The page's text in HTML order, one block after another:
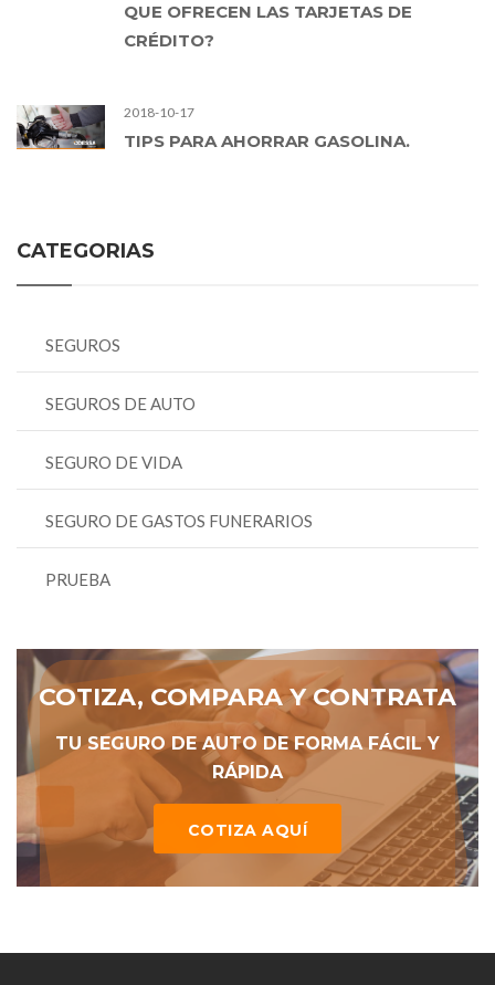
QUE OFRECEN LAS TARJETAS DE
CRÉDITO?
2018-10-17
TIPS PARA AHORRAR GASOLINA.
CATEGORIAS
SEGUROS
SEGUROS DE AUTO
SEGURO DE VIDA
SEGURO DE GASTOS FUNERARIOS
PRUEBA
COTIZA, COMPARA Y CONTRATA
TU SEGURO DE AUTO DE FORMA FÁCIL Y
RÁPIDA
COTIZA AQUÍ